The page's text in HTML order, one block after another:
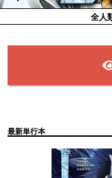
全人
最新単行本